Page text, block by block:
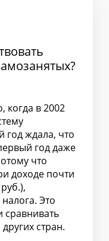
когда в 2002
год ждала, что
год даже
что
доходе почти
Это
сравнивать
стран.